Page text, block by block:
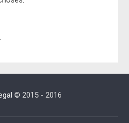
© 2015 - 2016